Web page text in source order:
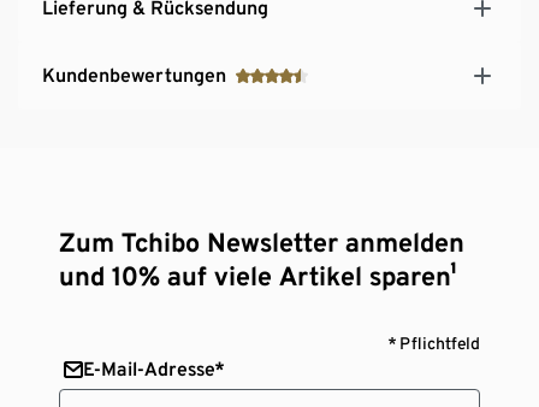
Lieferung & Rücksendung
Kundenbewertungen
Zum Tchibo Newsletter anmelden
und 10% auf viele Artikel sparen¹
* Pflichtfeld
E-Mail-Adresse*